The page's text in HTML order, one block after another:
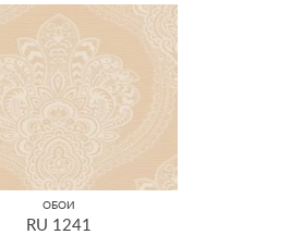
ОБОИ
RU 1241